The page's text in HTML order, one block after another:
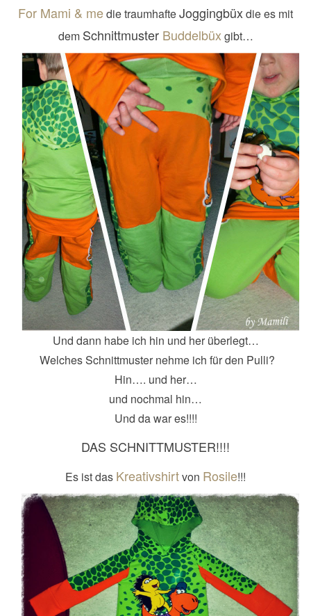
For Mami & medie traumhafteJoggingbüxdie es mit
dem Schnittmuster Buddelbüx gibt…
Und dann habe ich hin und her überlegt…
Welches Schnittmuster nehme ich für den Pulli?
Hin…. und her…
und nochmal hin…
Und da war es!!!!
DAS SCHNITTMUSTER!!!!
Es ist das Kreativshirtvon Rosile!!!